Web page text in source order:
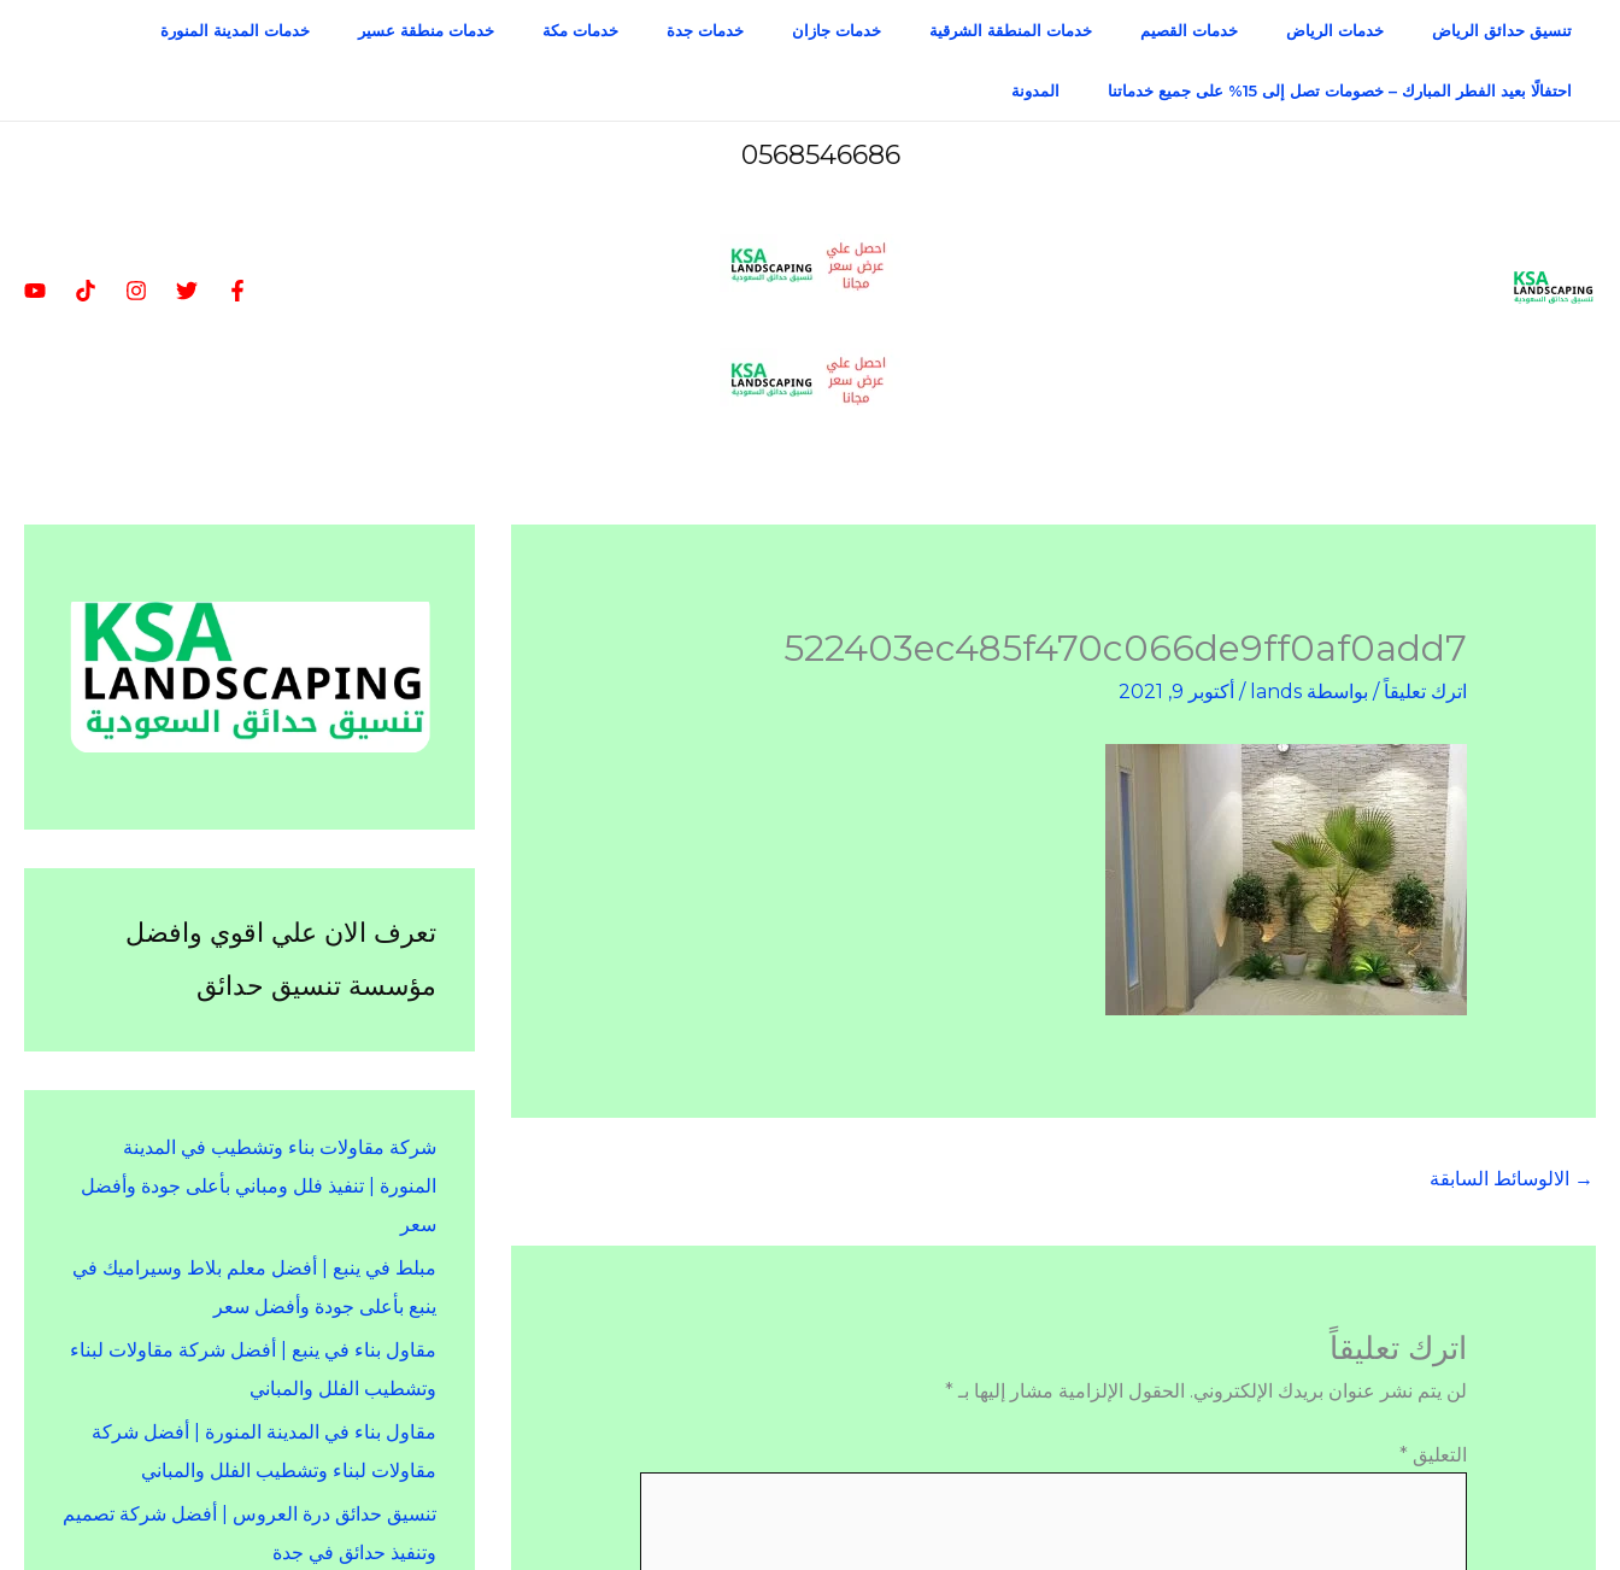
المحتوى
تنسيق حدائق الرياض خدمات الرياض خدمات القصيم خدمات المنطقة الشرقية خدمات جازان خدمات جدة خدمات مكة خدمات منطقة عسير خدمات المدينة المنورة
احتفالًا بعيد الفطر المبارك – خصومات تصل إلى 15% على جميع خدماتنا المدونة
0568546686
522403ec485f470c066de9ff0af0add7
اترك تعليقاً / بواسطة lands
/ أكتوبر 9, 2021
→ الالوسائط السابقة
اترك تعليقاً
لن يتم نشر عنوان بريدك الإلكتروني. الحقول الإلزامية مشار إليها بـ *
التعليق *
تعرف الان علي اقوي وافضل
مؤسسة تنسيق حدائق
شركة مقاولات بناء وتشطيب في المدينة
المنورة | تنفيذ فلل ومباني بأعلى جودة وأفضل
سعر
مبلط في ينبع | أفضل معلم بلاط وسيراميك في
ينبع بأعلى جودة وأفضل سعر
مقاول بناء في ينبع | أفضل شركة مقاولات لبناء
وتشطيب الفلل والمباني
مقاول بناء في المدينة المنورة | أفضل شركة
مقاولات لبناء وتشطيب الفلل والمباني
تنسيق حدائق درة العروس | أفضل شركة تصميم
وتنفيذ حدائق في جدة